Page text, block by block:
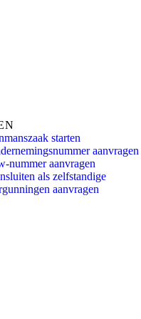
starten
aanvragen
nummer aanvragen
als zelfstandige
aanvragen